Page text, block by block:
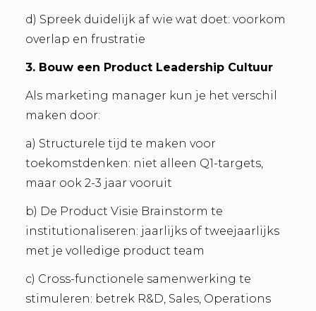
d) Spreek duidelijk af wie wat doet: voorkom
overlap en frustratie
3. Bouw een Product Leadership Cultuur
Als marketing manager kun je het verschil
maken door:
a) Structurele tijd te maken voor
toekomstdenken: niet alleen Q1-targets,
maar ook 2-3 jaar vooruit
b) De Product Visie Brainstorm te
institutionaliseren: jaarlijks of tweejaarlijks
met je volledige product team
c) Cross-functionele samenwerking te
stimuleren: betrek R&D, Sales, Operations